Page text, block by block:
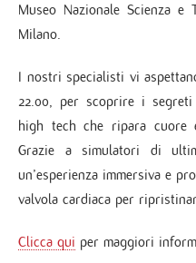
Museo Nazionale Scienza e
Milano.
I nostri specialisti vi
22.00, per scoprire i
high tech che ripara cuore
Grazie a simulatori di
un’esperienza immersiva e
valvola cardiaca per
Clicca qui per maggiori